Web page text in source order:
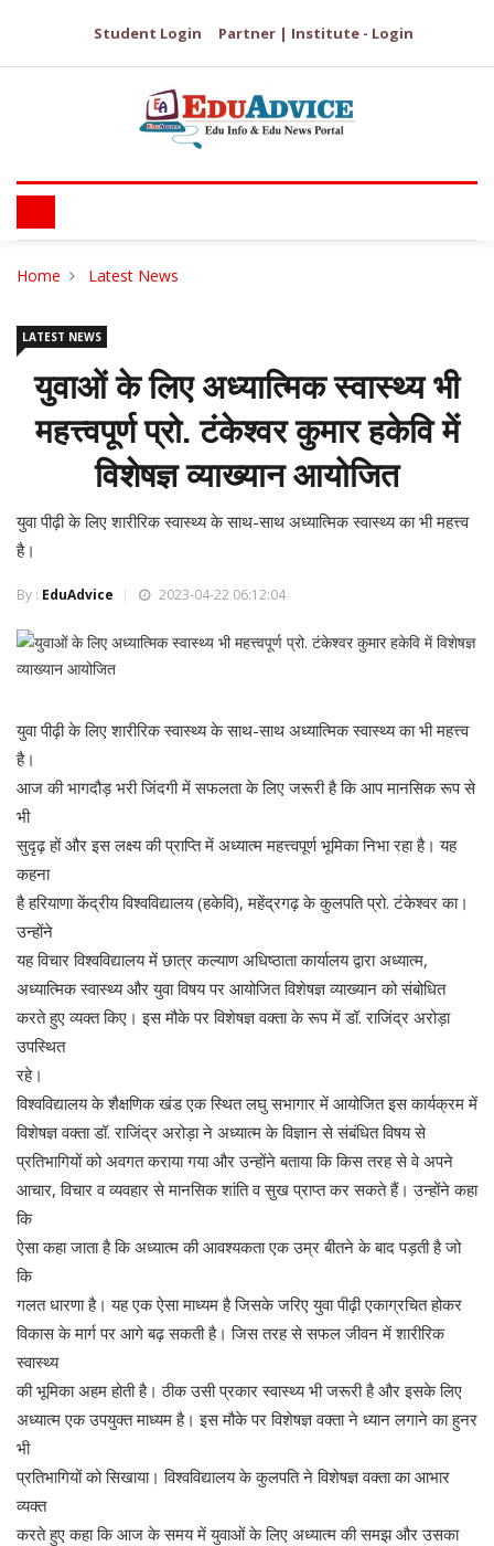
Student Login Partner | Institute - Login
Home Latest News
LATEST NEWS
युवाओं के लिए अध्यात्मिक स्वास्थ्य भी
महत्त्वपूर्ण प्रो. टंकेश्वर कुमार हकेवि में
विशेषज्ञ व्याख्यान आयोजित
युवा पीढ़ी के लिए शारीरिक स्वास्थ्य के साथ-साथ अध्यात्मिक स्वास्थ्य का भी महत्त्व
है।
By : EduAdvice 2023-04-22 06:12:04
युवा पीढ़ी के लिए शारीरिक स्वास्थ्य के साथ-साथ अध्यात्मिक स्वास्थ्य का भी महत्त्व
है।
आज की भागदौड़ भरी जिंदगी में सफलता के लिए जरूरी है कि आप मानसिक रूप से
भी
सुदृढ़ हों और इस लक्ष्य की प्राप्ति में अध्यात्म महत्त्वपूर्ण भूमिका निभा रहा है। यह
कहना
है हरियाणा केंद्रीय विश्वविद्यालय (हकेवि), महेंद्रगढ़ के कुलपति प्रो. टंकेश्वर का।
उन्होंने
यह विचार विश्वविद्यालय में छात्र कल्याण अधिष्ठाता कार्यालय द्वारा अध्यात्म,
अध्यात्मिक स्वास्थ्य और युवा विषय पर आयोजित विशेषज्ञ व्याख्यान को संबोधित
करते हुए व्यक्त किए। इस मौके पर विशेषज्ञ वक्ता के रूप में डॉ. राजिंद्र अरोड़ा
उपस्थित
रहे।
विश्वविद्यालय के शैक्षणिक खंड एक स्थित लघु सभागार में आयोजित इस कार्यक्रम में
विशेषज्ञ वक्ता डॉ. राजिंद्र अरोड़ा ने अध्यात्म के विज्ञान से संबंधित विषय से
प्रतिभागियों को अवगत कराया गया और उन्होंने बताया कि किस तरह से वे अपने
आचार, विचार व व्यवहार से मानसिक शांति व सुख प्राप्त कर सकते हैं। उन्होंने कहा
कि
ऐसा कहा जाता है कि अध्यात्म की आवश्यकता एक उम्र बीतने के बाद पड़ती है जो
कि
गलत धारणा है। यह एक ऐसा माध्यम है जिसके जरिए युवा पीढ़ी एकाग्रचित होकर
विकास के मार्ग पर आगे बढ़ सकती है। जिस तरह से सफल जीवन में शारीरिक
स्वास्थ्य
की भूमिका अहम होती है। ठीक उसी प्रकार स्वास्थ्य भी जरूरी है और इसके लिए
अध्यात्म एक उपयुक्त माध्यम है। इस मौके पर विशेषज्ञ वक्ता ने ध्यान लगाने का हुनर
भी
प्रतिभागियों को सिखाया। विश्वविद्यालय के कुलपति ने विशेषज्ञ वक्ता का आभार
व्यक्त
करते हुए कहा कि आज के समय में युवाओं के लिए अध्यात्म की समझ और उसका